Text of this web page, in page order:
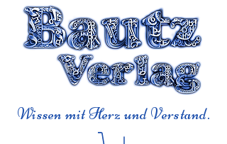
Wissen mit Herz und Verstand.